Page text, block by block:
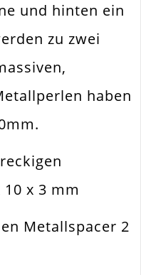
Spacer
Ohrringe.
und hinten ein
zu zwei
haben
x 3 mm
Metallspacer 2